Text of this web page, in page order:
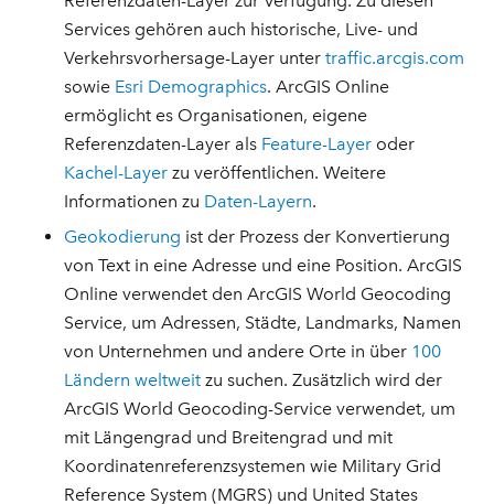
Services gehören auch historische, Live- und
Verkehrsvorhersage-Layer untertraffic.arcgis.com
sowie Esri Demographics. ArcGIS Online
ermöglicht es Organisationen, eigene
Referenzdaten-Layer als Feature-Layer oder
Kachel-Layer zu veröffentlichen. Weitere
Informationen zu Daten-Layern.
Geokodierung ist der Prozess der Konvertierung
von Text in eine Adresse und eine Position. ArcGIS
Online verwendet den ArcGIS World Geocoding
Service, um Adressen, Städte, Landmarks, Namen
von Unternehmen und andere Orte in über 100
Ländern weltweit zu suchen. Zusätzlich wird der
ArcGIS World Geocoding-Service verwendet, um
mit Längengrad und Breitengrad und mit
Koordinatenreferenzsystemen wie Military Grid
Reference System (MGRS) und United States